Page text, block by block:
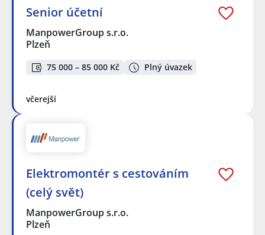
Senior účetní
ManpowerGroup s.r.o.
Plzeň
75 000 – 85 000 Kč Plný úvazek
včerejší
Elektromontér s cestováním
(celý svět)
ManpowerGroup s.r.o.
Plzeň